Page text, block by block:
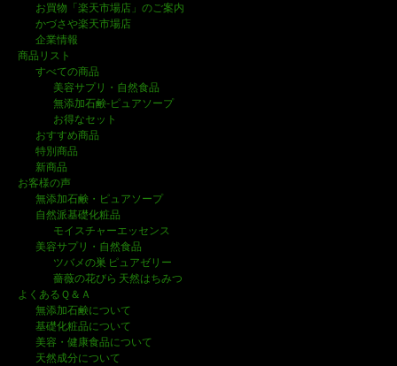
ョ
お買物「楽天市場店」のご案内
かづさや楽天市場店
企業情報
商品リスト
すべての商品
美容サプリ・自然食品
無添加石鹸-ピュアソープ
お得なセット
おすすめ商品
特別商品
新商品
お客様の声
無添加石鹸・ピュアソープ
自然派基礎化粧品
モイスチャーエッセンス
美容サプリ・自然食品
ツバメの巣 ピュアゼリー
薔薇の花びら 天然はちみつ
よくあるＱ＆Ａ
無添加石鹸について
基礎化粧品について
美容・健康食品について
天然成分について